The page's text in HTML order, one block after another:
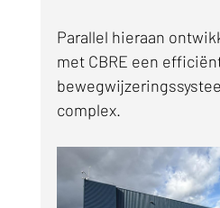
Parallel hieraan
met CBRE een
complex.